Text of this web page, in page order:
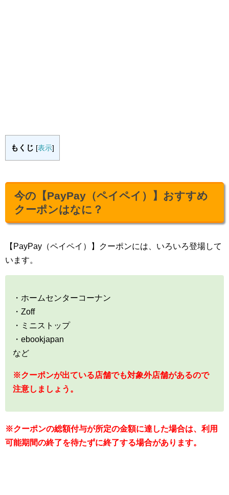
もくじ [表示]
今の【PayPay（ペイペイ）】おすすめ
クーポンはなに？
【PayPay（ペイペイ）】クーポンには、いろいろ登場して
います。
・ホームセンターコーナン
・Zoff
・ミニストップ
・ebookjapan
など
※クーポンが出ている店舗でも対象外店舗があるので
注意しましょう。
※クーポンの総額付与が所定の金額に達した場合は、利用
可能期間の終了を待たずに終了する場合があります。